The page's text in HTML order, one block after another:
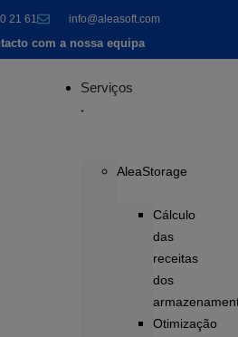
21 61 info@aleasoft.com
com a nossa equipa
Serviços
AleaStorage
Cálculo
das
receitas
dos
Otimização